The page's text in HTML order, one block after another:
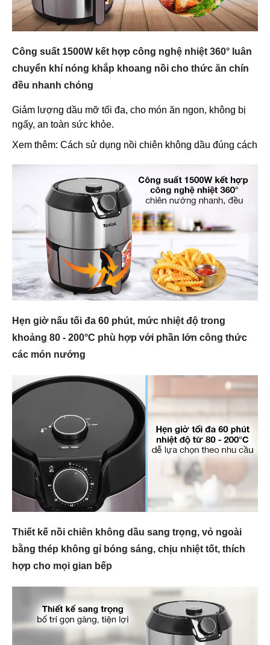
Công suất 1500W kết hợp công nghệ nhiệt 360° luân
chuyển khí nóng khắp khoang nồi cho thức ăn chín
đều nhanh chóng
Giảm lượng dầu mỡ tối đa, cho món ăn ngon, không bị
ngấy, an toàn sức khỏe.
Xem thêm: Cách sử dụng nồi chiên không dầu đúng cách
Hẹn giờ nấu tối đa 60 phút, mức nhiệt độ trong
khoảng 80 - 200°C phù hợp với phần lớn công thức
các món nướng
Thiết kế nồi chiên không dầu sang trọng, vỏ ngoài
bằng thép không gỉ bóng sáng, chịu nhiệt tốt, thích
hợp cho mọi gian bếp